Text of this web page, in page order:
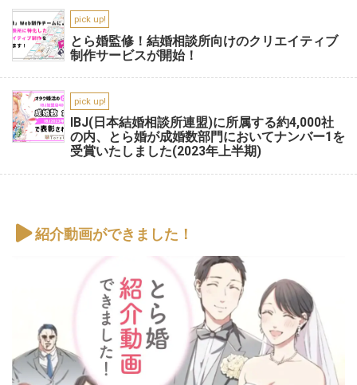
pick up!
とら婚監修！結婚相談所向けのクリエイティブ
制作サービスが開始！
pick up!
IBJ(日本結婚相談所連盟)に所属する約4,000社
の内、とら婚が成婚数部門においてナンバー1を
受賞いたしました(2023年上半期)
紹介動画ができました！